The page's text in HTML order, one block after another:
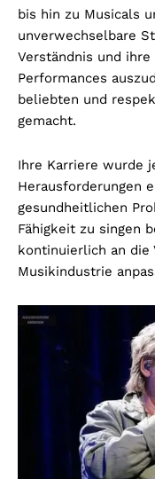
bis hin zu Musicals
unverwechselbare
Verständnis und
Performances
beliebten und
gemacht.
Ihre Karriere wurde
Herausforderungen
gesundheitlichen
Fähigkeit zu singen
kontinuierlich an die
Musikindustrie